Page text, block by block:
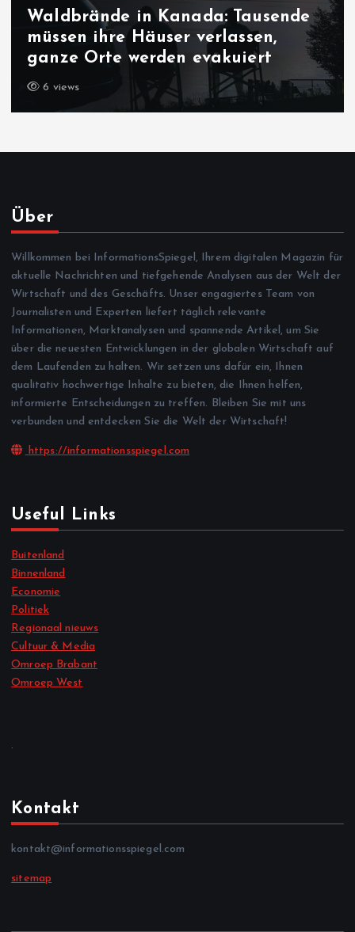
Waldbrände in Kanada: Tausende
müssen ihre Häuser verlassen,
ganze Orte werden evakuiert
6 views
Über
Willkommen bei InformationsSpiegel, Ihrem digitalen Magazin für
aktuelle Nachrichten und tiefgehende Analysen aus der Welt der
Wirtschaft und des Geschäfts. Unser engagiertes Team von
Journalisten und Experten liefert täglich relevante
Informationen, Marktanalysen und spannende Artikel, um Sie
über die neuesten Entwicklungen in der globalen Wirtschaft auf
dem Laufenden zu halten. Wir setzen uns dafür ein, Ihnen
qualitativ hochwertige Inhalte zu bieten, die Ihnen helfen,
informierte Entscheidungen zu treffen. Bleiben Sie mit uns
verbunden und entdecken Sie die Welt der Wirtschaft!
https://informationsspiegel.com
Useful Links
Buitenland
Binnenland
Economie
Politiek
Regionaal nieuws
Cultuur & Media
Omroep Brabant
Omroep West
.
Kontakt
kontakt@informationsspiegel.com
sitemap